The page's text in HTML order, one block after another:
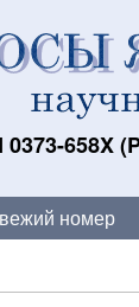
0373-658X
номер